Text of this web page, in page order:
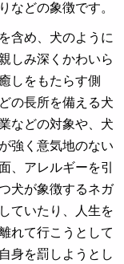
などの象徴です。
含め、犬のように
しみ深くかわいら
しをもたらす側
の長所を備える犬
などの対象や、犬
強く意気地のない
、アレルギーを引
犬が象徴するネガ
ていたり、人生を
れて行こうとして
身を罰しようとし